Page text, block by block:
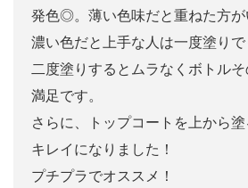
発色◎。薄い色味だと重ねた方が
濃い色だと上手な人は一度塗りで
二度塗りするとムラなくボトル
満足です。
さらに、トップコートを上から塗
キレイになりました！
プチプラでオススメ！